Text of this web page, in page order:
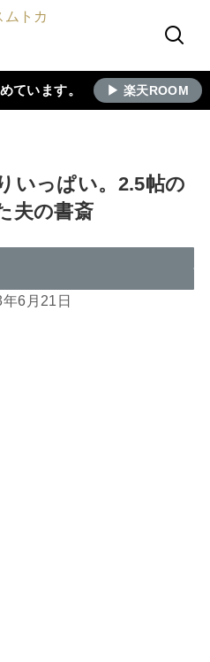
ています。 ▶ 楽天ROOM
いっぱい。2.5帖の
夫の書斎
6月21日